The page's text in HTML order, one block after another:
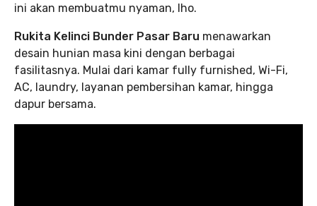
ini akan membuatmu nyaman, lho.
Rukita Kelinci Bunder Pasar Baru menawarkan
desain hunian masa kini dengan berbagai
fasilitasnya. Mulai dari kamar fully furnished, Wi-Fi,
AC, laundry, layanan pembersihan kamar, hingga
dapur bersama.